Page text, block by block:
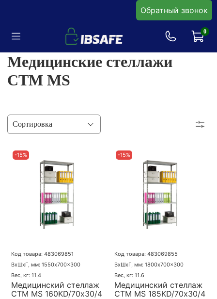
Обратный звонок
0
Медицинские стеллажи
CTM MS
-15%
Код товара: 483069851
ВхШхГ, мм: 1550x700x300
Вес, кг: 11.4
Медицинский стеллаж
СТМ MS 160KD/70х30/4
-15%
Код товара: 483069855
ВхШхГ, мм: 1800x700x300
Вес, кг: 11.6
Медицинский стеллаж
СТМ MS 185KD/70х30/4